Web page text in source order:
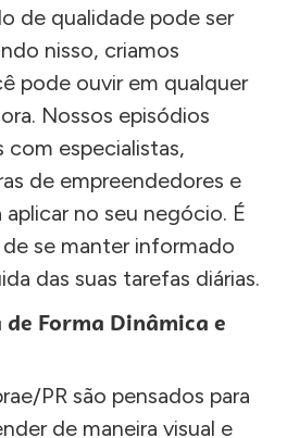
de qualidade pode ser
nisso, criamos
pode ouvir em qualquer
Nossos episódios
especialistas,
de empreendedores e
aplicar no seu negócio. É
se manter informado
das suas tarefas diárias.
Forma Dinâmica e
PR são pensados para
de maneira visual e